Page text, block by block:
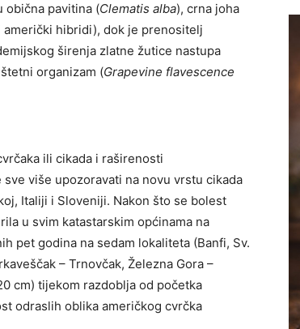
obična pavitina (Clematis alba), crna joha
hibridi), dok je prenositelj
širenja zlatne žutice nastupa
organizam (Grapevine flavescence
ili cikada i raširenosti
više upozoravati na novu vrstu cikada
Italiji i Sloveniji. Nakon što se bolest
u svim katastarskim općinama na
pet godina na sedam lokaliteta (Banfi, Sv.
– Trnovčak, Železna Gora –
cm) tijekom razdoblja od početka
odraslih oblika američkog cvrčka